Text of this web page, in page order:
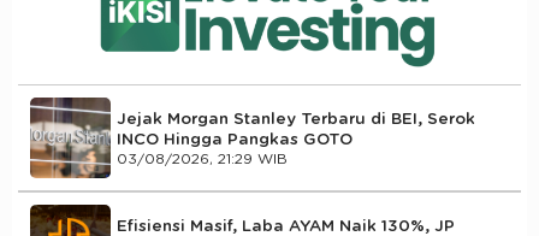
Jejak Morgan Stanley Terbaru di BEI, Serok
INCO Hingga Pangkas GOTO
03/08/2026, 21:29 WIB
Efisiensi Masif, Laba AYAM Naik 130%, JP